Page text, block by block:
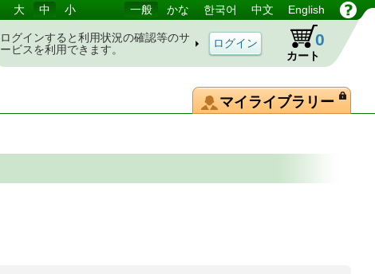
大 中 小 一般 かな 한국어 中文 English
ログインすると利用状況の確認等のサ
ービスを利用できます。
カート
0
マイライブラリー